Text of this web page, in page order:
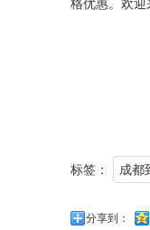
格优惠。欢
标签： 成都
分享到：